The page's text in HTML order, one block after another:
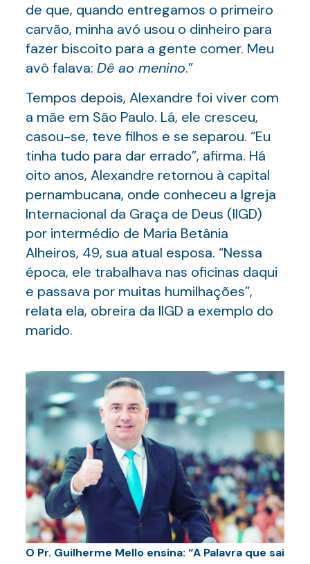
de que, quando entregamos o primeiro
carvão, minha avó usou o dinheiro para
fazer biscoito para a gente comer. Meu
avô falava: Dê ao menino.”
Tempos depois, Alexandre foi viver com
a mãe em São Paulo. Lá, ele cresceu,
casou-se, teve filhos e se separou. “Eu
tinha tudo para dar errado”, afirma. Há
oito anos, Alexandre retornou à capital
pernambucana, onde conheceu a Igreja
Internacional da Graça de Deus (IIGD)
por intermédio de Maria Betânia
Alheiros, 49, sua atual esposa. “Nessa
época, ele trabalhava nas oficinas daqui
e passava por muitas humilhações”,
relata ela, obreira da IIGD a exemplo do
marido.
O Pr. Guilherme Mello ensina: “A Palavra que sai